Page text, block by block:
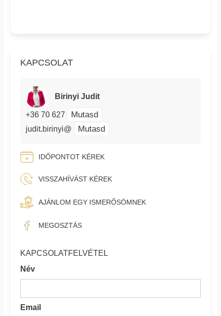
KAPCSOLAT
Birinyi Judit
+36 70 627 Mutasd
judit.birinyi@ Mutasd
IDŐPONTOT KÉREK
VISSZAHÍVÁST KÉREK
AJÁNLOM EGY ISMERŐSÖMNEK
MEGOSZTÁS
KAPCSOLATFELVÉTEL
Név
Email